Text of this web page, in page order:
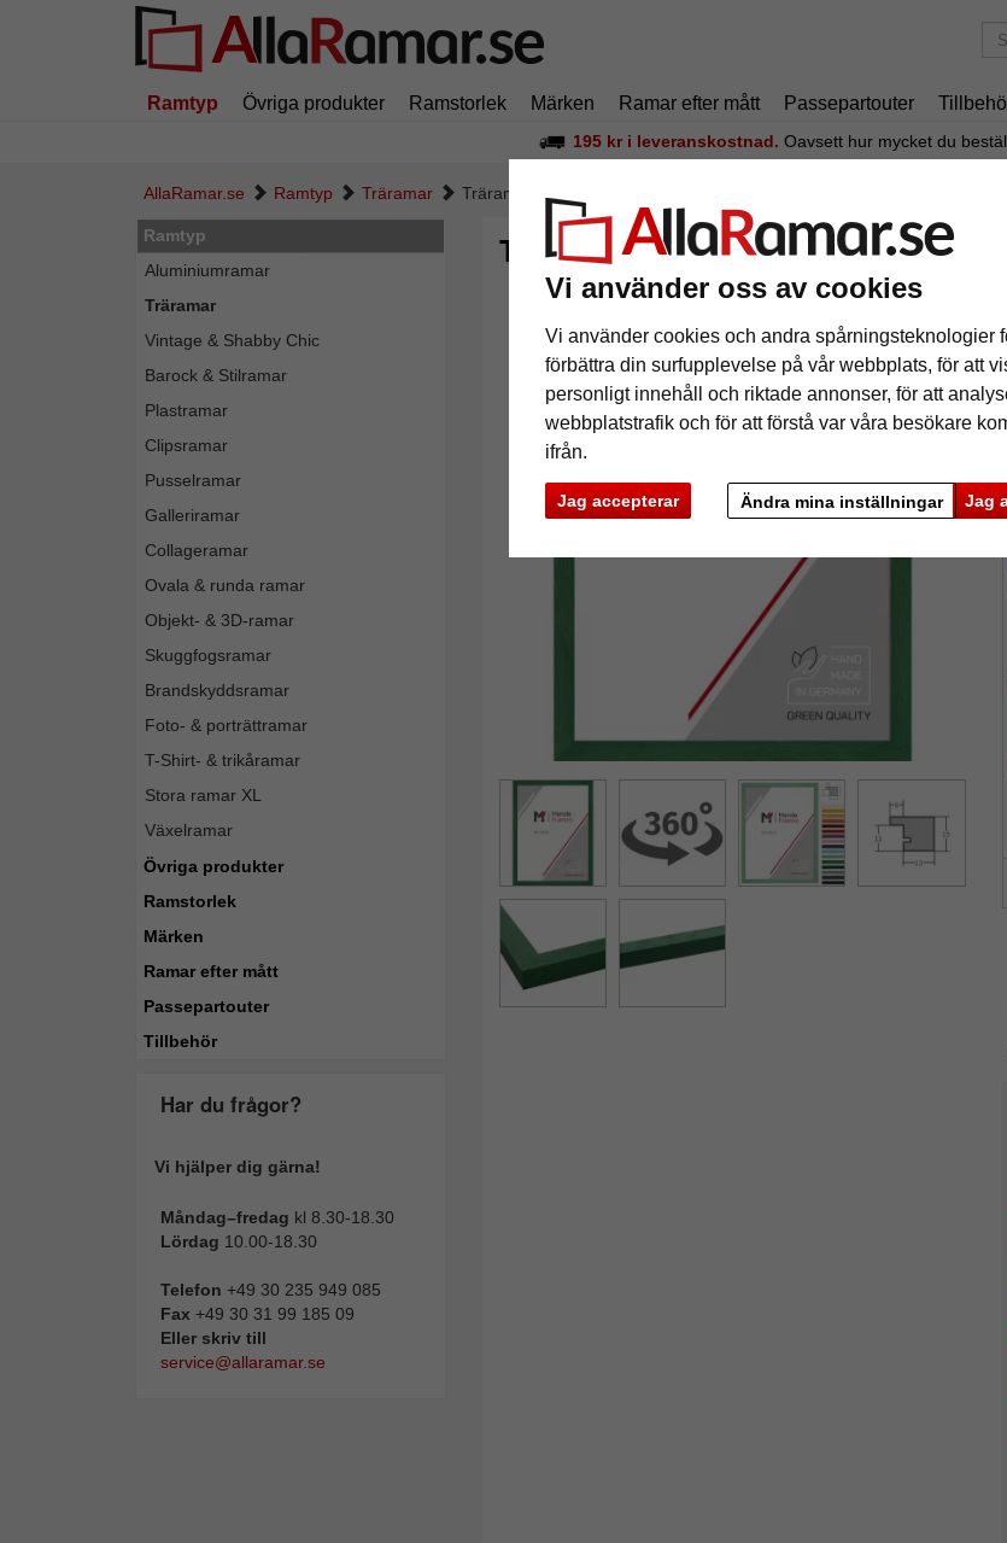
Vi använder oss av cookies
Vi använder cookies och andra spårningsteknologier
förbättra din surfupplevelse på vår webbplats, för att
personligt innehåll och riktade annonser, för att
webbplatstrafik och för att förstå var våra besökare
ifrån.
Jag accepterar Jag
Ändra mina inställningar
Ramtyp Övriga produkter Ramstorlek Märken Ramar efter mått Passepartouter
195 kr i leveranskostnad. Oavsett hur mycket du
AllaRamar.se Ramtyp Träramar Träram Boti
Ramtyp
Aluminiumramar
Träramar
Vintage & Shabby Chic
Barock & Stilramar
Plastramar
Clipsramar
Pusselramar
Galleriramar
Collageramar
Ovala & runda ramar
Objekt- & 3D-ramar
Skuggfogsramar
Brandskyddsramar
Foto- & porträttramar
T-Shirt- & trikåramar
Stora ramar XL
Växelramar
Övriga produkter
Ramstorlek
Märken
Ramar efter mått
Passepartouter
Tillbehör
Har du frågor?
Vi hjälper dig gärna!
Måndag–fredag kl 8.30-18.30
Lördag 10.00-18.30
Telefon +49 30 235 949 085
Fax +49 30 31 99 185 09
Eller skriv till
service@allaramar.se
Träram Boti